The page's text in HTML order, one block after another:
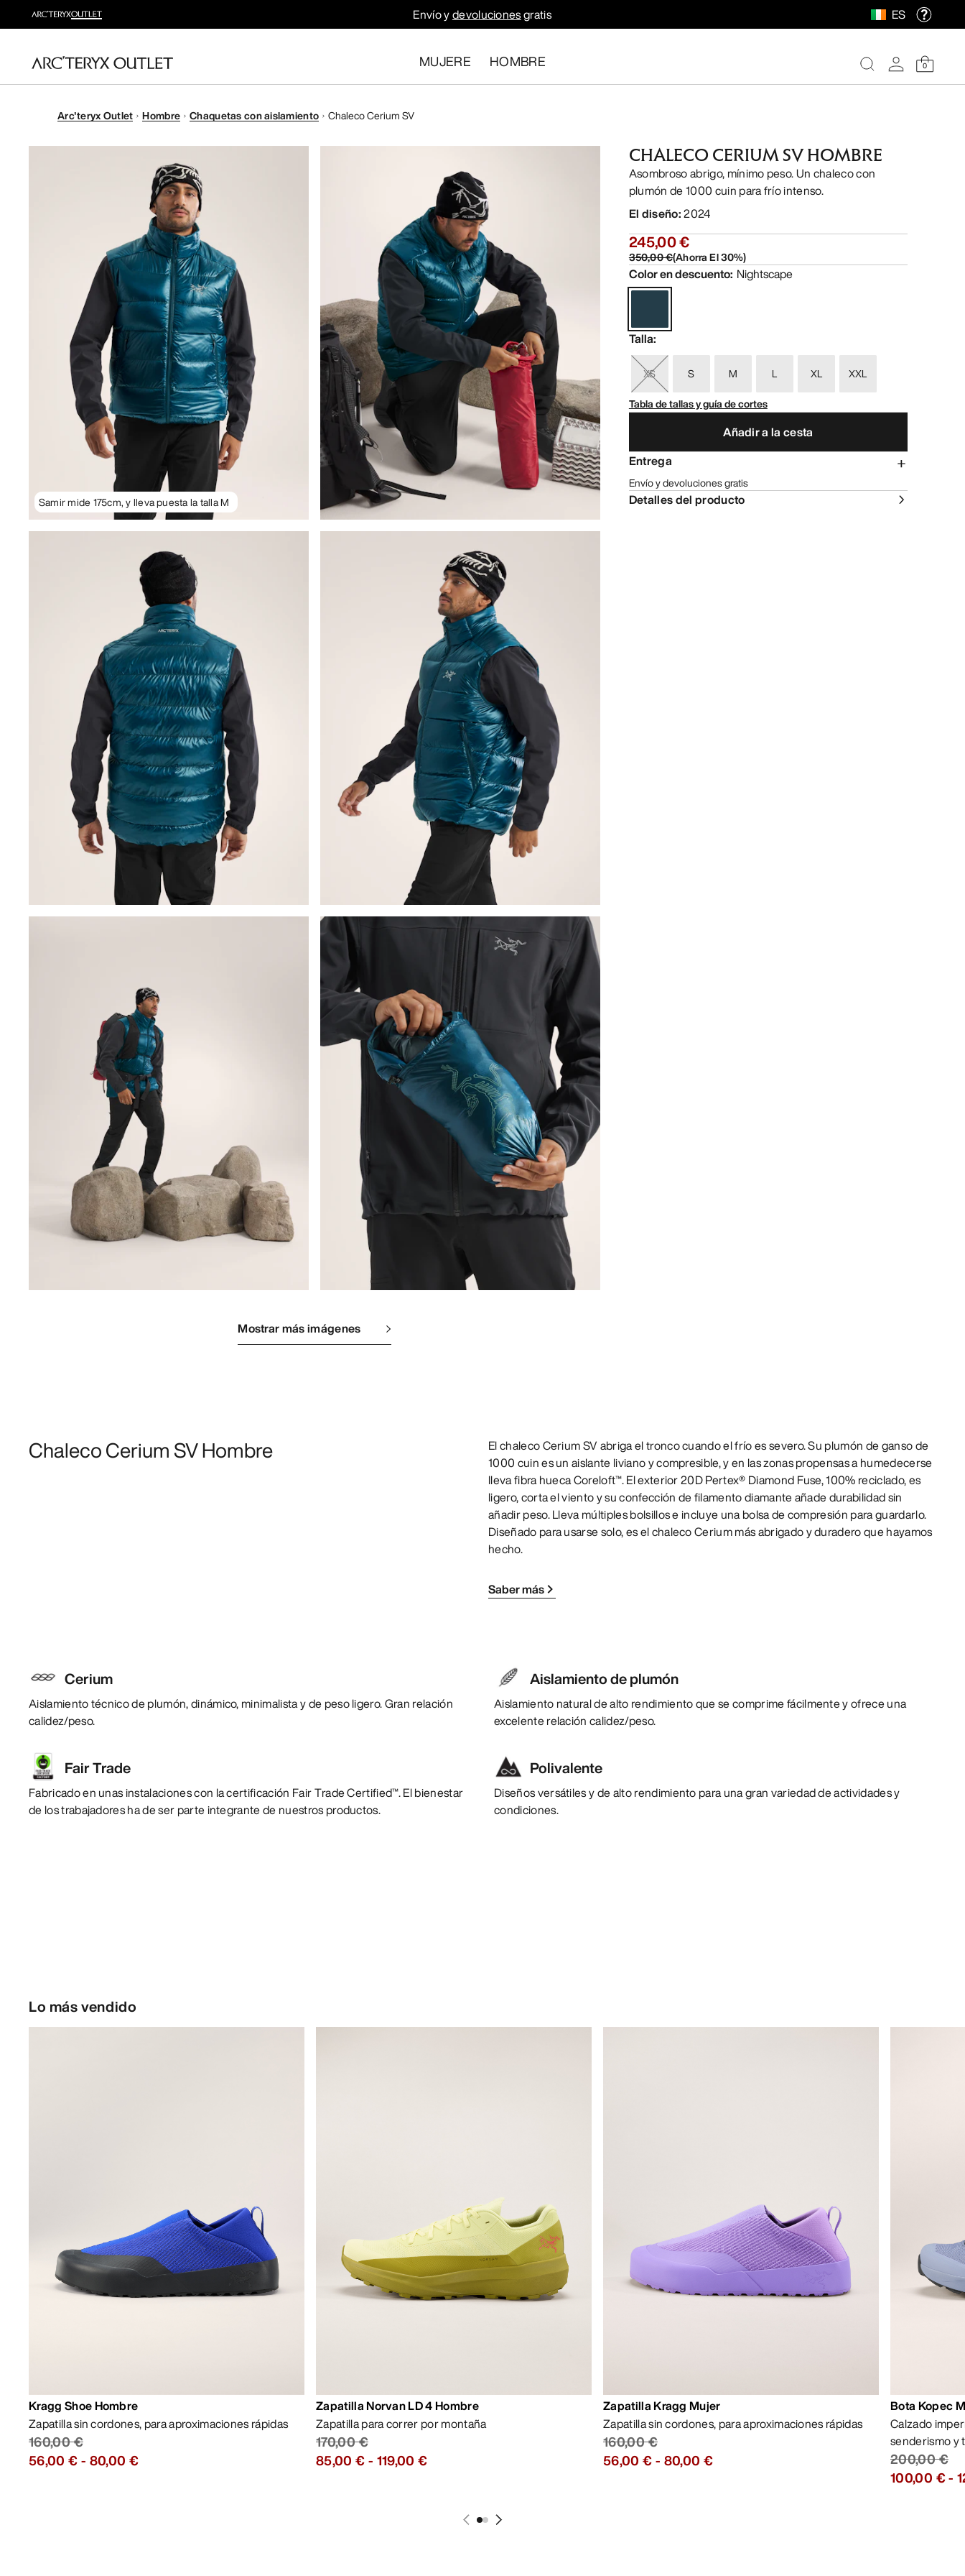
Envío ydevolucionesgratis ES
MUJERE HOMBRE 0
Arc'teryx Outlet Hombre Chaquetas con aislamiento Chaleco Cerium SV
Samir mide 175cm, y lleva puesta la talla M
Mostrar más imágenes
CHALECO CERIUM SV HOMBRE
Asombroso abrigo, mínimo peso. Un chaleco con
plumón de 1000 cuin para frío intenso.
El diseño:2024
245,00 €
350,00 €(Ahorra El30%)
Color en descuento: Nightscape
Talla:
XS S M L XL
XXL
Tabla de tallas y guía de cortes
Añadir a la cesta
Entrega
Envío y devoluciones gratis
Detalles del producto
Chaleco Cerium SV Hombre
El chaleco Cerium SV abriga el tronco cuando el frío es severo. Su plumón de ganso de
1000 cuin es un aislante liviano y compresible, y en las zonas propensas a humedecerse
lleva fibra hueca Coreloft™. El exterior 20D Pertex® Diamond Fuse, 100% reciclado, es
ligero, corta el viento y su confección de filamento diamante añade durabilidad sin
añadir peso. Lleva múltiples bolsillos e incluye una bolsa de compresión para guardarlo.
Diseñado para usarse solo, es el chaleco Cerium más abrigado y duradero que hayamos
hecho.
Saber más
Cerium
Aislamiento técnico de plumón, dinámico, minimalista y de peso ligero. Gran relación
calidez/peso.
Aislamiento de plumón
Aislamiento natural de alto rendimiento que se comprime fácilmente y ofrece una
excelente relación calidez/peso.
Fair Trade
Fabricado en unas instalaciones con la certificación Fair Trade Certified™. El bienestar
de los trabajadores ha de ser parte integrante de nuestros productos.
Polivalente
Diseños versátiles y de alto rendimiento para una gran variedad de actividades y
condiciones.
Lo más vendido
Kragg Shoe Hombre
Zapatilla sin cordones, para aproximaciones rápidas
160,00 €
56,00 €- 80,00 €
Zapatilla Norvan LD 4 Hombre
Zapatilla para correr por montaña
170,00 €
85,00 €- 119,00 €
Zapatilla Kragg Mujer
Zapatilla sin cordones, para aproximaciones rápidas
160,00 €
56,00 €- 80,00 €
Bota Kopec
Calzado
senderismo y
200,00 €
100,00 €-